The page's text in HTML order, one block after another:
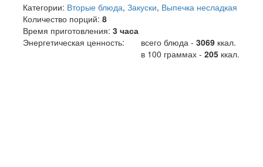
Категории: Вторые блюда, Закуски, Выпечка несладкая
Количество порций: 8
Время приготовления: 3 часа
Энергетическая ценность:
всего блюда - 3069 ккал.
в 100 граммах - 205 ккал.